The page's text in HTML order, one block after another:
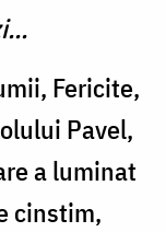
Fericite,
Pavel,
a luminat
cinstim,